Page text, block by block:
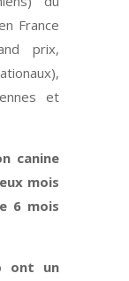
France
prix,
et
canine
mois
6 mois
ont un